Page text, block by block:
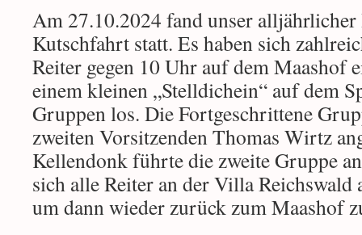
Am 27.10.2024 fand unser
Kutschfahrt statt. Es haben sich
Reiter gegen 10 Uhr auf dem Maashof
einem kleinen „Stelldichein“ auf dem
Gruppen los. Die Fortgeschrittene
zweiten Vorsitzenden Thomas Wirtz
Kellendonk führte die zweite Gruppe
sich alle Reiter an der Villa Reichswald
um dann wieder zurück zum Maashof